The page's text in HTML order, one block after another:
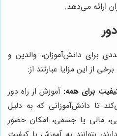
ارائه می‌دهد.
برای دانش‌آموزان، والدین و
از این مزایا عبارتند از:
برای همه: آموزش از راه دور
تا دانش‌آموزانی که به دلیل
مالی یا جسمی، امکان حضور